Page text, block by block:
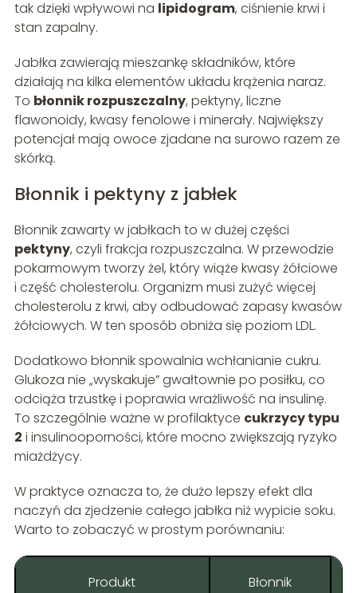
tak dzięki wpływowi na lipidogram, ciśnienie krwi i
stan zapalny.
Jabłka zawierają mieszankę składników, które
działają na kilka elementów układu krążenia naraz.
To błonnik rozpuszczalny, pektyny, liczne
flawonoidy, kwasy fenolowe i minerały. Największy
potencjał mają owoce zjadane na surowo razem ze
skórką.
Błonnik i pektyny z jabłek
Błonnik zawarty w jabłkach to w dużej części
pektyny, czyli frakcja rozpuszczalna. W przewodzie
pokarmowym tworzy żel, który wiąże kwasy żółciowe
i część cholesterolu. Organizm musi zużyć więcej
cholesterolu z krwi, aby odbudować zapasy kwasów
żółciowych. W ten sposób obniża się poziom LDL.
Dodatkowo błonnik spowalnia wchłanianie cukru.
Glukoza nie „wyskakuje” gwałtownie po posiłku, co
odciąża trzustkę i poprawia wrażliwość na insulinę.
To szczególnie ważne w profilaktyce cukrzycy typu
2 i insulinooporności, które mocno zwiększają ryzyko
miażdżycy.
W praktyce oznacza to, że dużo lepszy efekt dla
naczyń da zjedzenie całego jabłka niż wypicie soku.
Warto to zobaczyć w prostym porównaniu:
Produkt Błonnik